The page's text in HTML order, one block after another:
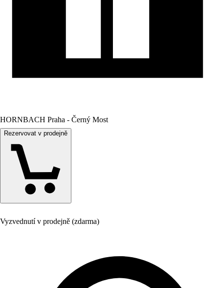
HORNBACH Praha - Černý Most
Rezervovat v prodejně
Vyzvednutí v prodejně (zdarma)